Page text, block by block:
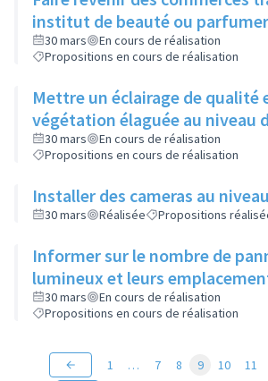
institut de beauté ou
30 mars
En cours de réalisation
Propositions en cours de réalisation
Mettre un éclairage de qualité
végétation élaguée au niveau
30 mars
En cours de réalisation
Propositions en cours de réalisation
Installer des cameras au
30 mars Réalisée Propositions
Informer sur le nombre de
lumineux et leurs
30 mars
En cours de réalisation
Propositions en cours de réalisation
1 … 7 8 9 10 11